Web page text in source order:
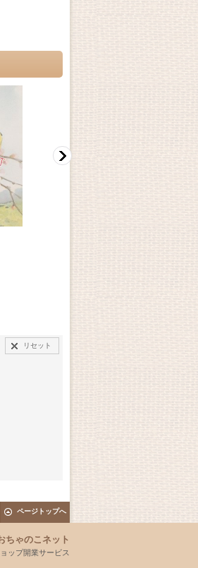
リセット
ページトップへ
ちゃのこネット
ップ開業サービス